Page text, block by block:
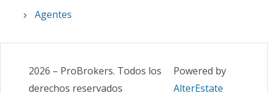
Agentes
2026 – ProBrokers. Todos los
derechos reservados
Powered by
AlterEstate